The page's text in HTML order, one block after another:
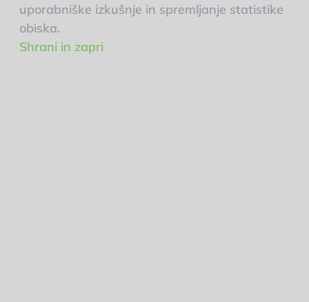
uporabniške izkušnje in spremljanje statistike
obiska.
Shrani in zapri